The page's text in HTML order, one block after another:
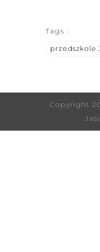
Tags :
przedszkole
Copyright